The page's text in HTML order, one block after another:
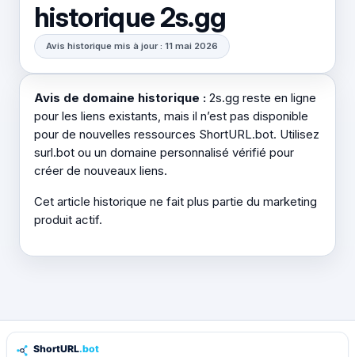
historique 2s.gg
Avis historique mis à jour : 11 mai 2026
Avis de domaine historique : 2s.gg reste en ligne
pour les liens existants, mais il n’est pas disponible
pour de nouvelles ressources ShortURL.bot. Utilisez
surl.bot ou un domaine personnalisé vérifié pour
créer de nouveaux liens.
Cet article historique ne fait plus partie du marketing
produit actif.